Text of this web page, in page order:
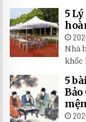
5
Nhà
khốc
5